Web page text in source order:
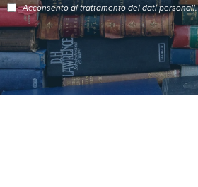
Acconsento al trattamento dei dati personali.